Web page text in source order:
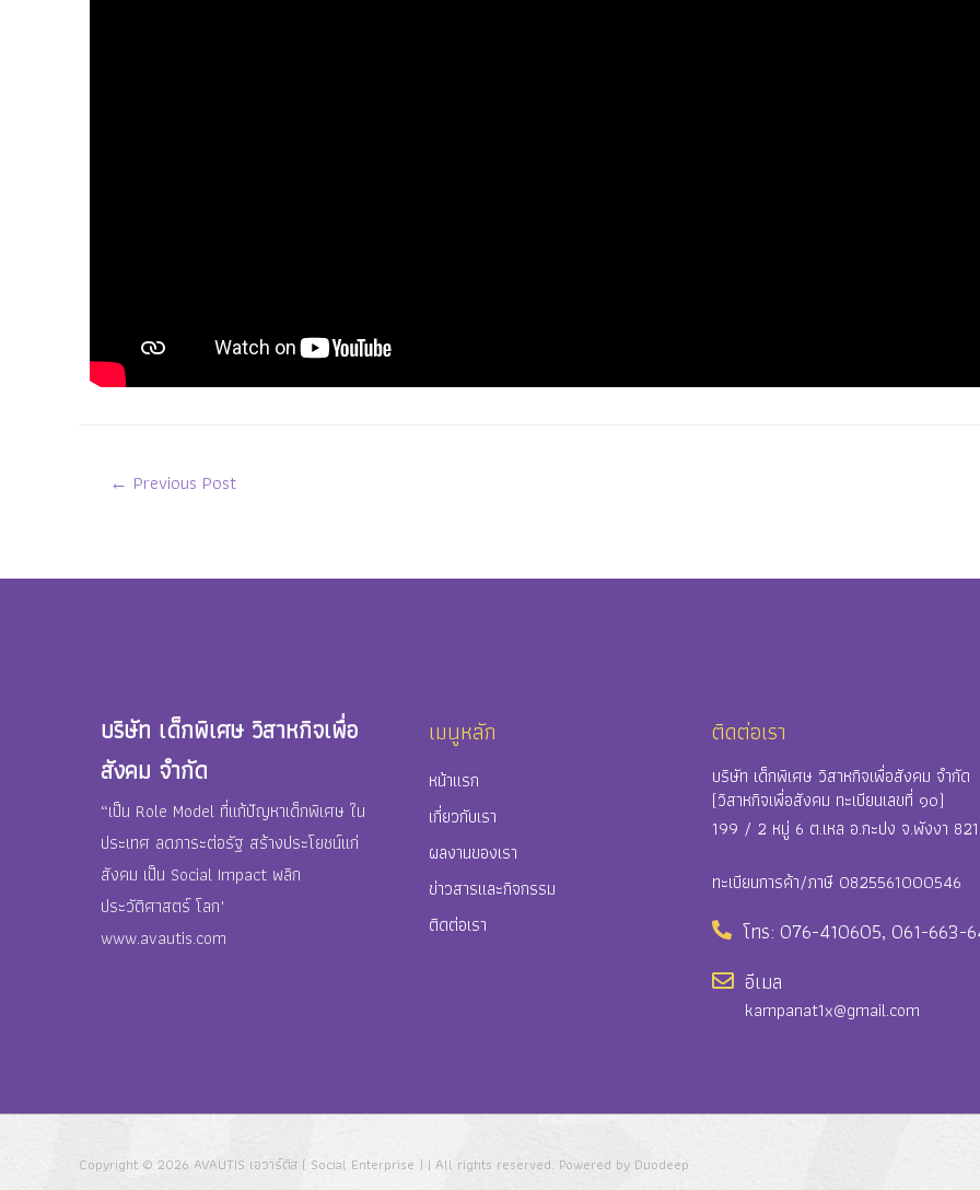
← Previous Post
บริษัท เด็กพิเศษ วิสาหกิจเพื่อ
สังคม จำกัด
“เป็น Role Model ที่แก้ปัญหาเด็กพิเศษ ใน
ประเทศ ลดภาระต่อรัฐ สร้างประโยชน์แก่
สังคม เป็น Social Impact พลิก
ประวัติศาสตร์ โลก"
www.avautis.com
เมนูหลัก
หน้าแรก
เกี่ยวกับเรา
ผลงานของเรา
ข่าวสารและกิจกรรม
ติดต่อเรา
ติดต่อเรา
บริษัท เด็กพิเศษ วิสาหกิจเพื่อสังคม จำกัด
(วิสาหกิจเพื่อสังคม ทะเบียนเลขที่ ๑๐)
199 / 2 หมู่ 6 ต.เหล อ.กะปง จ.พังงา
ทะเบียนการค้า/ภาษี 0825561000546
โทร: 076-410605, 061-663-
อีเมล
kampanat1x@gmail.com
Copyright © 2026 AVAUTIS เอวาร์ติส ( Social Enterprise ) | All rights reserved. Powered by Duodeep